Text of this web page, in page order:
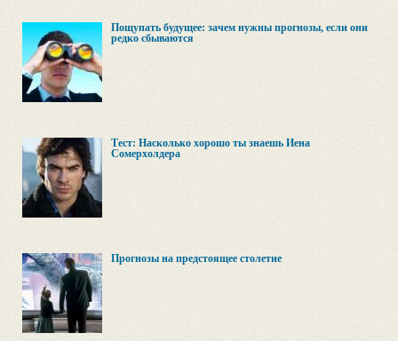
Пощупать будущее: зачем нужны прогнозы, если они
редко сбываются
Тест: Насколько хорошо ты знаешь Йена
Сомерхолдера
Прогнозы на предстоящее столетие